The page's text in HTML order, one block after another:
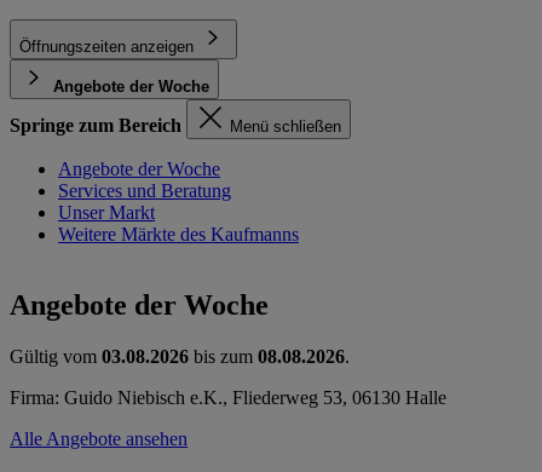
Öffnungszeiten anzeigen
Angebote der Woche
Springe zum Bereich Menü schließen
Angebote der Woche
Services und Beratung
Unser Markt
Weitere Märkte des Kaufmanns
Angebote der Woche
Gültig vom 03.08.2026 bis zum 08.08.2026.
Firma: Guido Niebisch e.K., Fliederweg 53, 06130 Halle
Alle Angebote ansehen